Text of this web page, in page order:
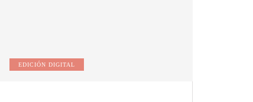
EDICIÓN DIGITAL